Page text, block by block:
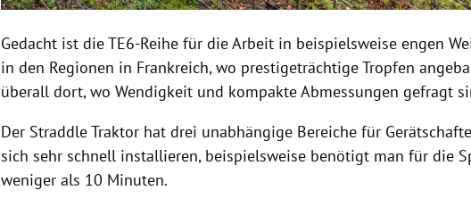
Gedacht ist die TE6-Reihe für die Arbeit in beispielsweise engen
in den Regionen in Frankreich, wo prestigeträchtige Tropfen
überall dort, wo Wendigkeit und kompakte Abmessungen gefragt
Der Straddle Traktor hat drei unabhängige Bereiche für
sich sehr schnell installieren, beispielsweise benötigt man für die
weniger als 10 Minuten.